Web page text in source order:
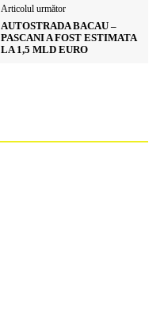
Articolul următor
AUTOSTRADA BACAU –
PASCANI A FOST ESTIMATA
LA 1,5 MLD EURO